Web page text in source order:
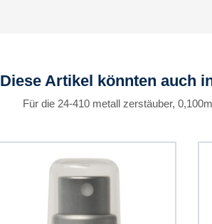
Diese Artikel könnten auch
Für die 24-410 metall zerstäuber,